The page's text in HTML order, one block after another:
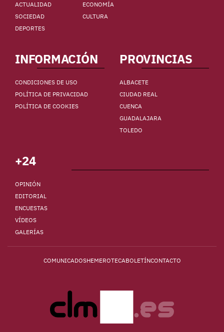
ACTUALIDAD
ECONOMÍA
SOCIEDAD
CULTURA
DEPORTES
INFORMACIÓN
CONDICIONES DE USO
POLÍTICA DE PRIVACIDAD
POLÍTICA DE COOKIES
PROVINCIAS
ALBACETE
CIUDAD REAL
CUENCA
GUADALAJARA
TOLEDO
+24
OPINIÓN
EDITORIAL
ENCUESTAS
VÍDEOS
GALERÍAS
COMUNICADOSHEMEROTECABOLETÍNCONTACTO